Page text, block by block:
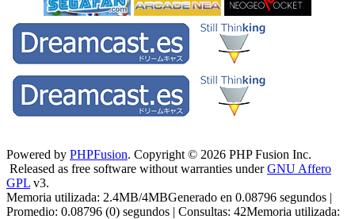
Powered by PHPFusion. Copyright © 2026 PHP Fusion Inc.
Released as free software without warranties underGNU Affero
GPL v3.
Memoria utilizada: 2.4MB/4MBGenerado en 0.08796 segundos |
Promedio: 0.08796 (0) segundos | Consultas: 42Memoria utilizada: